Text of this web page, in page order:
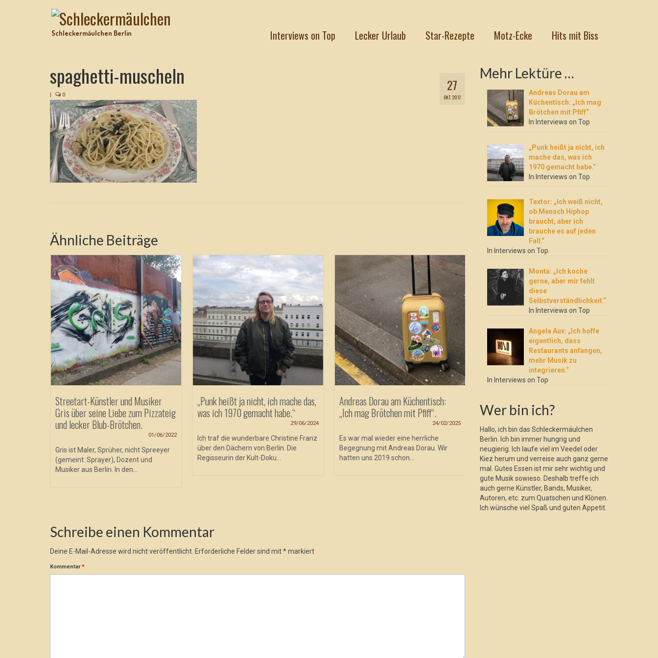
Schleckermäulchen Berlin Interviews on Top Lecker Urlaub Star-Rezepte Motz-Ecke Hits mit Biss
27
OKT. 2017
spaghetti-muscheln
| 0
Ähnliche Beiträge
Streetart-Künstler und Musiker
Gris über seine Liebe zum Pizzateig
und lecker Blub-Brötchen.
01/06/2022
Gris ist Maler, Sprüher, nicht Spreeyer
(gemeint: Sprayer), Dozent und
Musiker aus Berlin. In den...
„Punk heißt ja nicht, ich mache das,
was ich 1970 gemacht habe.“
29/06/2024
Ich traf die wunderbare Christine Franz
über den Dächern von Berlin. Die
Regisseurin der Kult-Doku...
Andreas Dorau am Küchentisch:
„Ich mag Brötchen mit Pfiff“.
24/02/2025
Es war mal wieder eine herrliche
Begegnung mit Andreas Dorau. Wir
hatten uns 2019 schon...
Textor: „Ich weiß nicht, ob Mensch
Hiphop braucht, aber ich brauche es
auf jeden Fall.“
02/04/2024
Ich erwähne am Anfang des Gesprächs
gerne, dass wir beim
Schleckermäulchen sind und
vorzugsweise über...
Schreibe einen Kommentar
Deine E-Mail-Adresse wird nicht veröffentlicht. Erforderliche Felder sind mit*markiert
Kommentar*
Mehr Lektüre …
Andreas Dorau am
Küchentisch: „Ich mag
Brötchen mit Pfiff“.
In Interviews on Top
„Punk heißt ja nicht, ich
mache das, was ich
1970 gemacht habe.“
In Interviews on Top
Textor: „Ich weiß nicht,
ob Mensch Hiphop
braucht, aber ich
brauche es auf jeden
Fall.“
In Interviews on Top
Monta: „Ich koche
gerne, aber mir fehlt
diese
Selbstverständlichkeit.“
In Interviews on Top
Angela Aux: „Ich hoffe
eigentlich, dass
Restaurants anfangen,
mehr Musik zu
integrieren.“
In Interviews on Top
Wer bin ich?
Hallo, ich bin das Schleckermäulchen
Berlin. Ich bin immer hungrig und
neugierig. Ich laufe viel im Veedel oder
Kiez herum und verreise auch ganz gerne
mal. Gutes Essen ist mir sehr wichtig und
gute Musik sowieso. Deshalb treffe ich
auch gerne Künstler, Bands, Musiker,
Autoren, etc. zum Quatschen und Klönen.
Ich wünsche viel Spaß und guten Appetit.